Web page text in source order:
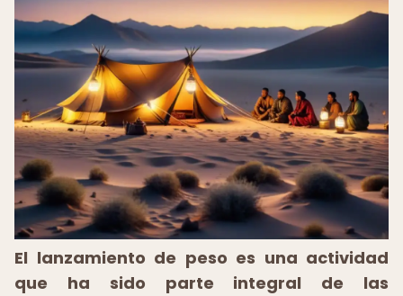
El lanzamiento de peso es una actividad
que ha sido parte integral de las